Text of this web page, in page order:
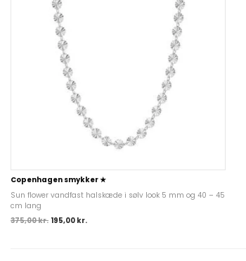
Copenhagen smykker ★
Sun flower vandfast halskæde i sølv look 5 mm og 40 – 45
cm lang
375,00kr. 195,00 kr.